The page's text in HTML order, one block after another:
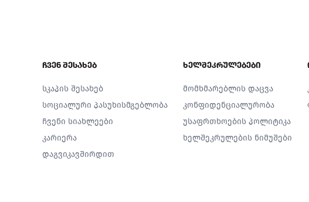
ჩვენ შესახებ
სკაპის შესახებ
სოციალური პასუხისმგებლობა
ჩვენი სიახლეები
კარიერა
დაგვიკავშირდით
ხელშეკრულებები
მომხმარებლის დაცვა
კონფიდენციალურობა
უსაფრთხოების პოლიტიკა
ხელშეკრულების ნიმუშები